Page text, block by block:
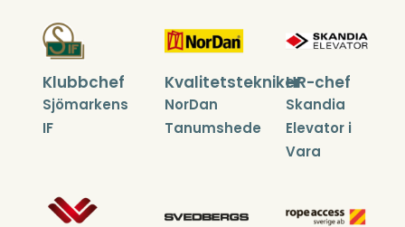
Klubbchef
Sjömarkens
IF
Kvalitetstekniker
NorDan
Tanumshede
HR-chef
Skandia
Elevator i
Vara